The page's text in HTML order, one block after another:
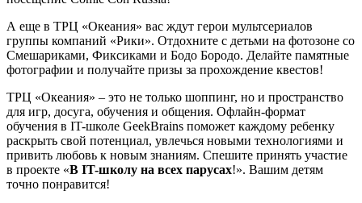
А еще в ТРЦ «Океания» вас ждут герои мультсериалов
группы компаний «Рики». Отдохните с детьми на фотозоне со
Смешариками, Фиксиками и Бодо Бородо. Делайте памятные
фотографии и получайте призы за прохождение квестов!
ТРЦ «Океания» – это не только шоппинг, но и пространство
для игр, досуга, обучения и общения. Офлайн-формат
обучения в IT-школе GeekBrains поможет каждому ребенку
раскрыть свой потенциал, увлечься новыми технологиями и
привить любовь к новым знаниям. Спешите принять участие
в проекте «В IT-школу на всех парусах!». Вашим детям
точно понравится!